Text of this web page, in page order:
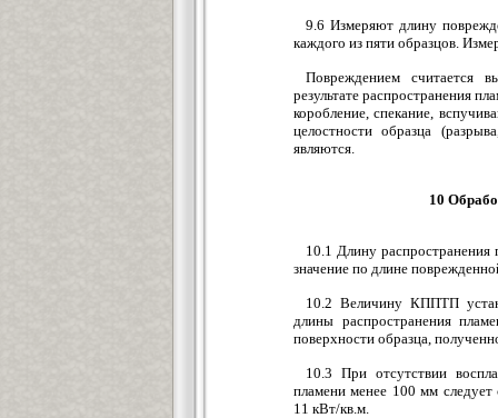
9.6 Измеряют длину
каждого из пяти образцов.
Повреждением считается
результате распространения
коробление, спекание,
целостности образца
являются.
10
10.1 Длину распространения
значение по длине
10.2 Величину КППТП
длины распространения
поверхности образца,
10.3 При отсутствии
пламени менее 100 мм следует
11 кВт/кв.м.